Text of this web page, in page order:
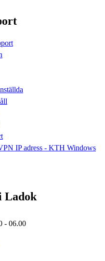
IP adress - KTH Windows
Ladok
- 06.00